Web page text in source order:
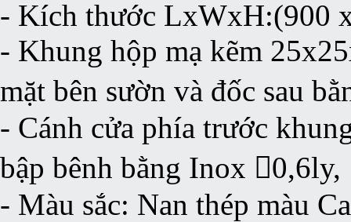
- Kích thước LxWxH:(900
- Khung hộp mạ kẽm
mặt bên sườn và đốc sau
- Cánh cửa phía trước
bập bênh bằng Inox 0,6ly,
- Màu sắc: Nan thép màu